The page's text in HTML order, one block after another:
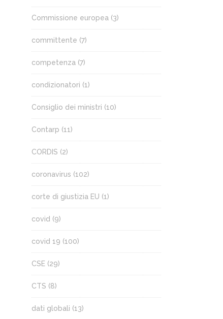
Commissione europea (3)
committente (7)
competenza (7)
condizionatori (1)
Consiglio dei ministri (10)
Contarp (11)
CORDIS (2)
coronavirus (102)
corte di giustizia EU (1)
covid (9)
covid 19 (100)
CSE (29)
CTS (8)
dati globali (13)